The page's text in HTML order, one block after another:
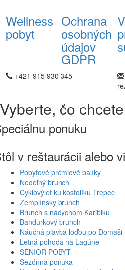
Wellness
pobyt
Ochrana
osobných
údajov
GDPR
+421 915 930 345
Vyberte, čo
ponuku
v reštaurácii alebo
Pobytové prémiové balíky
Nedeľný brunch
Cyklovýlet ku kostolíku Trepec
Zemplínsky brunch
Brunch s nádychom Karibiku
Bandurkový brunch
Náučná plavba loďou po Domaši
Letná pohoda na Lagúne
SENIOR POBYT
Sezónna ponuka